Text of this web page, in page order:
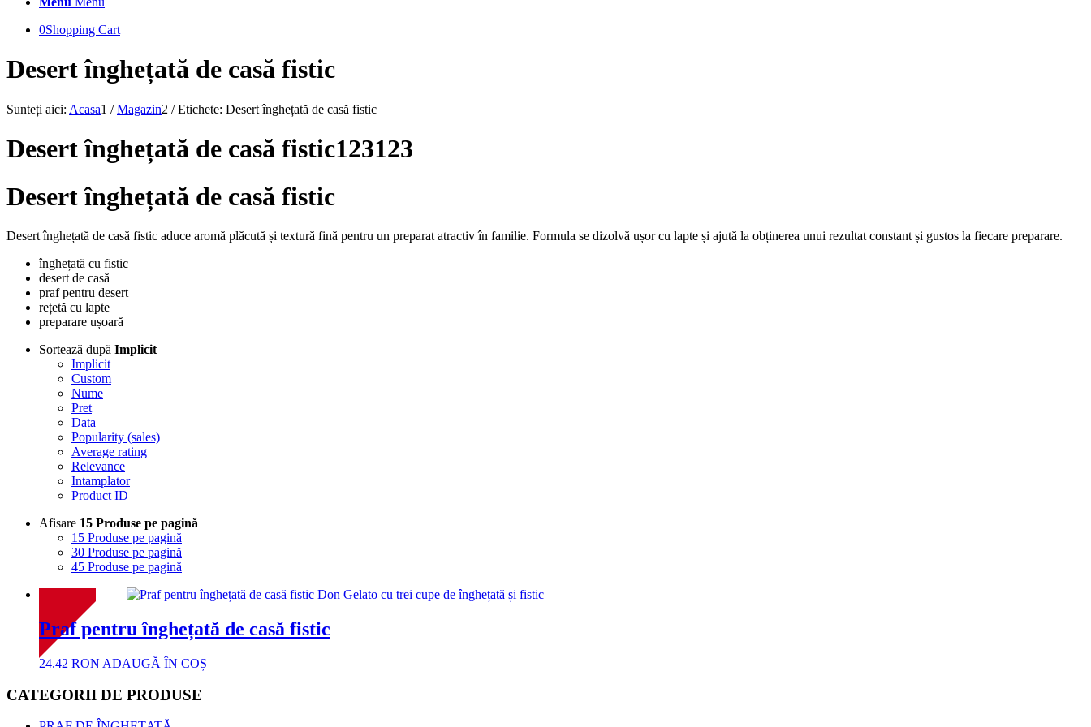
0Shopping Cart
Desert înghețată de casă fistic
Sunteți aici: Acasa1 / Magazin2 / Etichete: Desert înghețată de casă fistic
Desert înghețată de casă fistic123123
Desert înghețată de casă fistic
Desert înghețată de casă fistic aduce aromă plăcută și textură fină pentru un preparat atractiv în familie. Formula se dizolvă ușor cu lapte și ajută la obținerea unui rezultat constant și gustos la fiecare preparare.
înghețată cu fistic
desert de casă
praf pentru desert
rețetă cu lapte
preparare ușoară
Sortează după Implicit
Implicit
Custom
Nume
Pret
Data
Popularity (sales)
Average rating
Relevance
Intamplator
Product ID
Afisare 15 Produse pe pagină
15 Produse pe pagină
30 Produse pe pagină
45 Produse pe pagină
Praf pentru înghețată de casă fistic
24.42 RON ADAUGĂ ÎN COȘ
CATEGORII DE PRODUSE